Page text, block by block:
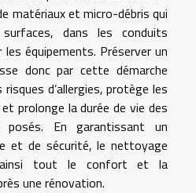
matériaux et micro-débris qui
dans les conduits
les équipements. Préserver un
donc par cette démarche
d’allergies, protège les
prolonge la durée de vie des
posés. En garantissant un
et de sécurité, le nettoyage
tout le confort et la
une rénovation.